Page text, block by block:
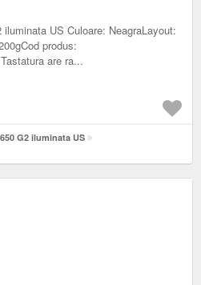
US Culoare: NeagraLayout:
produs:
are ra...
G2 iluminata US